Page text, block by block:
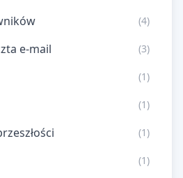
(4)
e-mail (3)
(1)
(1)
(1)
(1)